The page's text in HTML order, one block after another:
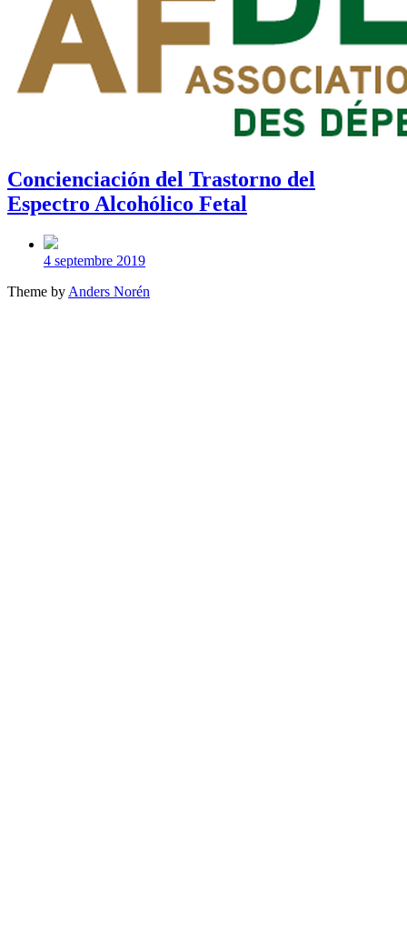
Concienciación del Trastorno del
Espectro Alcohólico Fetal
Post
date
4 septembre 2019
Theme by Anders Norén